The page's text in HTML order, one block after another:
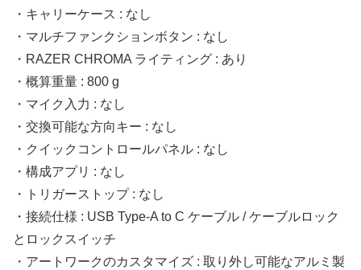
・キャリーケース : なし
・マルチファンクションボタン : なし
・RAZER CHROMA ライティング : あり
・概算重量 : 800 g
・マイク入力 : なし
・交換可能な方向キー : なし
・クイックコントロールパネル : なし
・構成アプリ : なし
・トリガーストップ : なし
・接続仕様 : USB Type-A to C ケーブル / ケーブルロック
とロックスイッチ
・アートワークのカスタマイズ : 取り外し可能なアルミ製